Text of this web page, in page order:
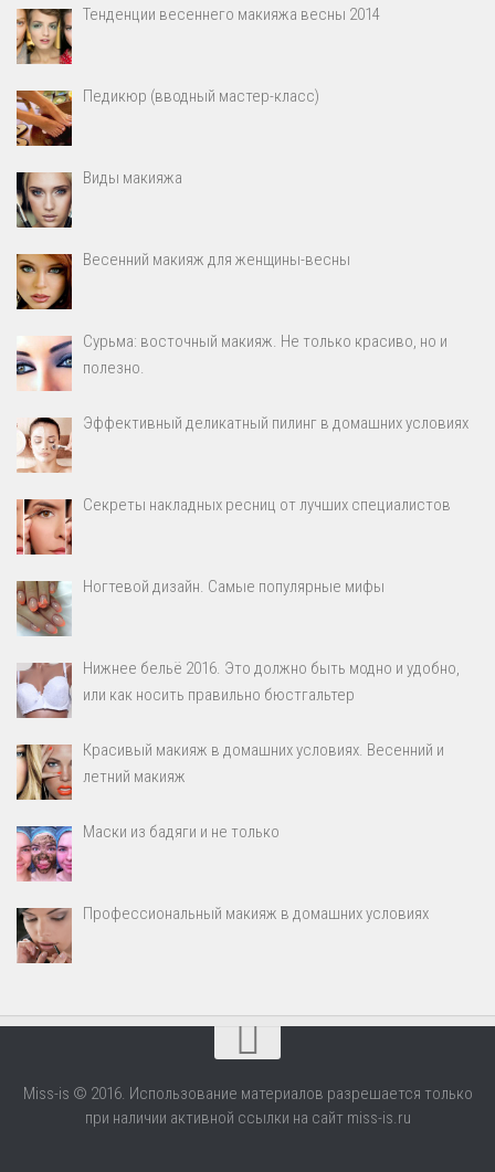
Тенденции весеннего макияжа весны 2014
Педикюр (вводный мастер-класс)
Виды макияжа
Весенний макияж для женщины-весны
Сурьма: восточный макияж. Не только красиво, но и
полезно.
Эффективный деликатный пилинг в домашних условиях
Секреты накладных ресниц от лучших специалистов
Ногтевой дизайн. Самые популярные мифы
Нижнее бельё 2016. Это должно быть модно и удобно,
или как носить правильно бюстгальтер
Красивый макияж в домашних условиях. Весенний и
летний макияж
Маски из бадяги и не только
Профессиональный макияж в домашних условиях
Miss-is © 2016. Использование материалов разрешается только
при наличии активной ссылки на сайт miss-is.ru